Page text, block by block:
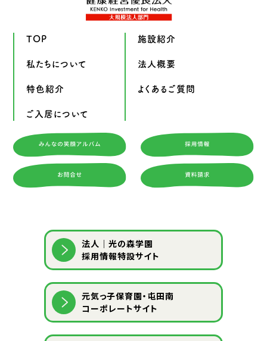
TOP
私たちについて
特色紹介
ご入居について
施設紹介
法人概要
よくあるご質問
法人｜光の森学園
採用情報特設サイト
元気っ子保育園・屯田南
コーポレートサイト